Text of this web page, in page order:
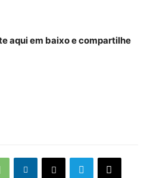
aqui em baixo e compartilhe